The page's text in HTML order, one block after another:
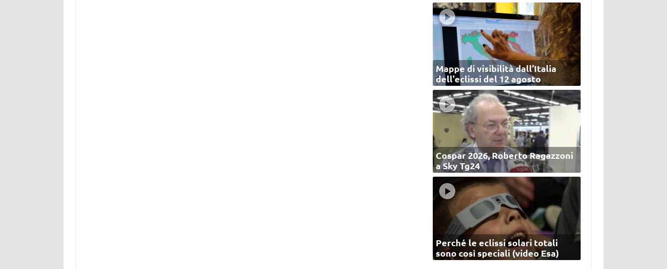
Mappe di visibilità dall’Italia
dell'eclissi del 12 agosto
Cospar 2026, Roberto Ragazzoni
a Sky Tg24
Perché le eclissi solari totali
sono così speciali (video Esa)